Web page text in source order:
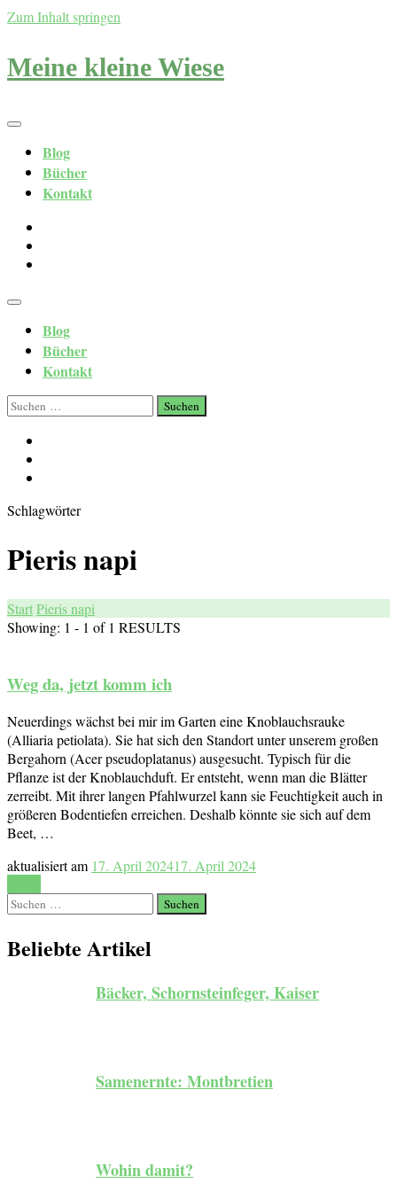
Zum Inhalt springen
Meine kleine Wiese
Blog
Bücher
Kontakt
Blog
Bücher
Kontakt
Suchen
nach:
Schlagwörter
Pieris napi
StartPieris napi
Showing: 1 - 1 of 1 RESULTS
Weg da, jetzt komm ich
Neuerdings wächst bei mir im Garten eine Knoblauchsrauke
(Alliaria petiolata). Sie hat sich den Standort unter unserem großen
Bergahorn (Acer pseudoplatanus) ausgesucht. Typisch für die
Pflanze ist der Knoblauchduft. Er entsteht, wenn man die Blätter
zerreibt. Mit ihrer langen Pfahlwurzel kann sie Feuchtigkeit auch in
größeren Bodentiefen erreichen. Deshalb könnte sie sich auf dem
Beet, …
aktualisiert am 17. April 202417. April 2024
Suchen
nach:
Beliebte Artikel
Bäcker, Schornsteinfeger, Kaiser
Samenernte: Montbretien
Wohin damit?